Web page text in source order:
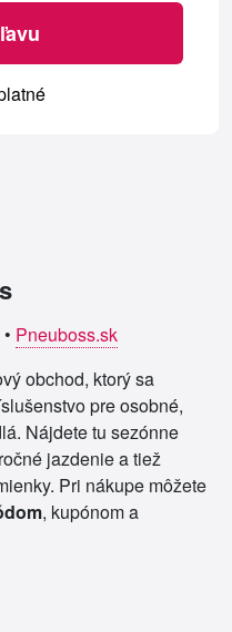
• Pneuboss.sk
obchod, ktorý sa
pre osobné,
Nájdete tu sezónne
jazdenie a tiež
Pri nákupe môžete
, kupónom a